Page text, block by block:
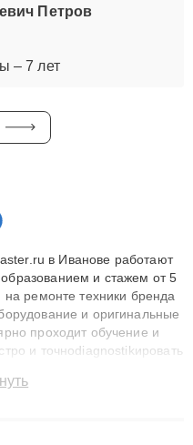
Петров
– 7 лет
в Иванове работают
и стажем от 5
ремонте техники бренда
и оригинальные
проходит обучение и
и точноdiagnostikировать
случаи: от замены